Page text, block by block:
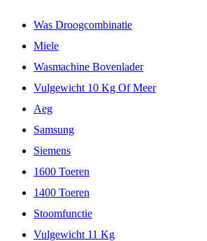
Was Droogcombinatie
Miele
Wasmachine Bovenlader
Vulgewicht 10 Kg Of Meer
Aeg
Samsung
Siemens
1600 Toeren
1400 Toeren
Stoomfunctie
Vulgewicht 11 Kg